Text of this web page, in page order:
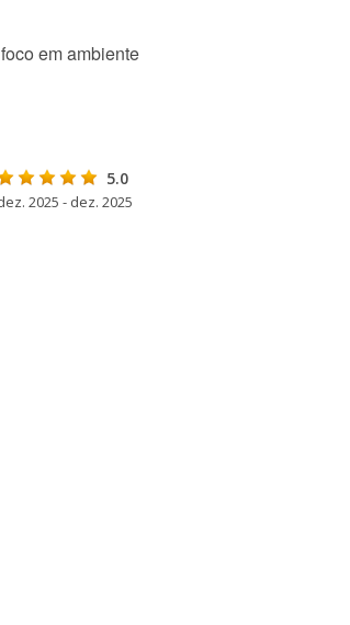
em ambiente
5.0
2025 - dez. 2025